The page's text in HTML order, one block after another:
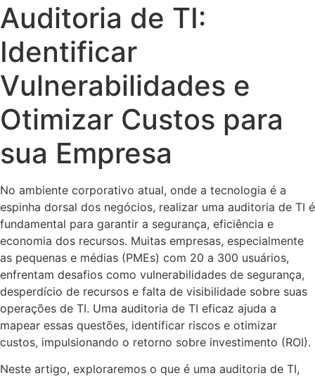
Auditoria de TI:
Identificar
Vulnerabilidades e
Otimizar Custos para
sua Empresa
No ambiente corporativo atual, onde a tecnologia é a
espinha dorsal dos negócios, realizar uma auditoria de TI é
fundamental para garantir a segurança, eficiência e
economia dos recursos. Muitas empresas, especialmente
as pequenas e médias (PMEs) com 20 a 300 usuários,
enfrentam desafios como vulnerabilidades de segurança,
desperdício de recursos e falta de visibilidade sobre suas
operações de TI. Uma auditoria de TI eficaz ajuda a
mapear essas questões, identificar riscos e otimizar
custos, impulsionando o retorno sobre investimento (ROI).
Neste artigo, exploraremos o que é uma auditoria de TI,